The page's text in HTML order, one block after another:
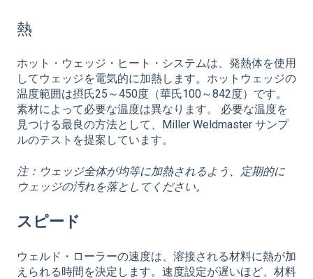
熱
ホット・ウェッジ・ヒート・システムは、発熱体を使用
してウェッジを電気的に加熱します。ホットウェッジの
温度範囲は摂氏25～450度（華氏100～842度）です。
素材によって必要な温度は異なります。 必要な温度を
見つける最良の方法として、Miller Weldmaster サンプ
ルのテストを提案しています。
注：ウェッジ全体が均等に加熱されるよう、定期的に
ウェッジの汚れを落としてください。
スピード
ウェルド・ローラーの速度は、溶接される材料に熱が加
えられる時間を決定します。速度設定が遅いほど、材料